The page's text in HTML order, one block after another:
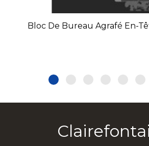
Bloc De Bureau Agrafé En-